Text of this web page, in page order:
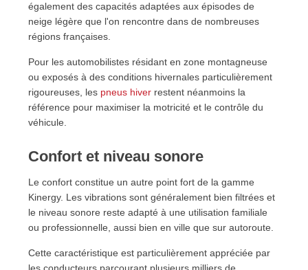
également des capacités adaptées aux épisodes de
neige légère que l'on rencontre dans de nombreuses
régions françaises.
Pour les automobilistes résidant en zone montagneuse
ou exposés à des conditions hivernales particulièrement
rigoureuses, les pneus hiverrestent néanmoins la
référence pour maximiser la motricité et le contrôle du
véhicule.
Confort et niveau sonore
Le confort constitue un autre point fort de la gamme
Kinergy. Les vibrations sont généralement bien filtrées et
le niveau sonore reste adapté à une utilisation familiale
ou professionnelle, aussi bien en ville que sur autoroute.
Cette caractéristique est particulièrement appréciée par